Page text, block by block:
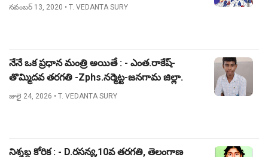
నవంబర్ 13, 2020 • T. VEDANTA SURY
నేనే ఒక ప్రధాన మంత్రి అయితే : - ఎంత.రాకేష్-
తొమ్మిదవ తరగతి -Zphs.నర్మెట్ట-జనగామ జిల్లా.
జులై 24, 2026 • T. VEDANTA SURY
నిశ్శబ్ద కోరిక : - D.రసన్య,10వ తరగతి, తెలంగాణ